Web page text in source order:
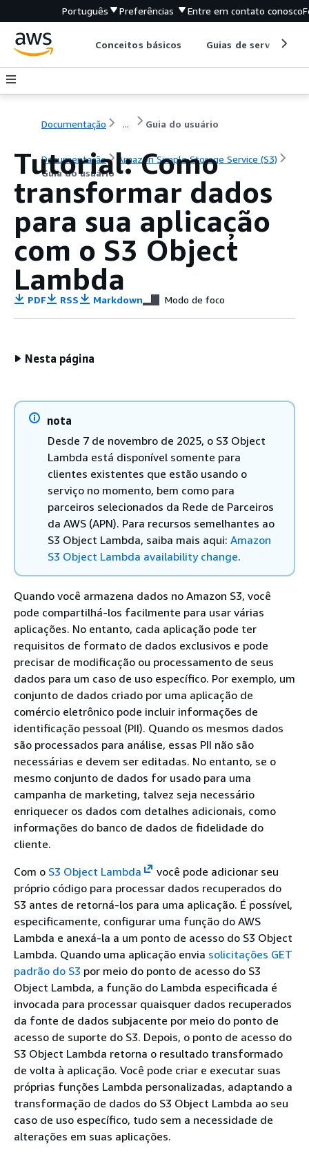
Português Preferências Entre em contato conosco
Conceitos básicos Guias de serviço
Documentação ... Guia do usuário
Documentação
Amazon Simple Storage Service (S3)
Guia do usuário
Tutorial: Como
transformar dados
para sua aplicação
com o S3 Object
Lambda
PDF RSS Markdown Modo de foco
Nesta página
nota
Desde 7 de novembro de 2025, o S3 Object
Lambda está disponível somente para
clientes existentes que estão usando o
serviço no momento, bem como para
parceiros selecionados da Rede de Parceiros
da AWS (APN). Para recursos semelhantes ao
S3 Object Lambda, saiba mais aqui: Amazon
S3 Object Lambda availability change.
Quando você armazena dados no Amazon S3, você
pode compartilhá-los facilmente para usar várias
aplicações. No entanto, cada aplicação pode ter
requisitos de formato de dados exclusivos e pode
precisar de modificação ou processamento de seus
dados para um caso de uso específico. Por exemplo, um
conjunto de dados criado por uma aplicação de
comércio eletrônico pode incluir informações de
identificação pessoal (PII). Quando os mesmos dados
são processados para análise, essas PII não são
necessárias e devem ser editadas. No entanto, se o
mesmo conjunto de dados for usado para uma
campanha de marketing, talvez seja necessário
enriquecer os dados com detalhes adicionais, como
informações do banco de dados de fidelidade do
cliente.
Com o S3 Object Lambda
você pode adicionar seu
próprio código para processar dados recuperados do
S3 antes de retorná-los para uma aplicação. É possível,
especificamente, configurar uma função do AWS
Lambda e anexá-la a um ponto de acesso do S3 Object
Lambda. Quando uma aplicação envia solicitações GET
padrão do S3 por meio do ponto de acesso do S3
Object Lambda, a função do Lambda especificada é
invocada para processar quaisquer dados recuperados
da fonte de dados subjacente por meio do ponto de
acesso de suporte do S3. Depois, o ponto de acesso do
S3 Object Lambda retorna o resultado transformado
de volta à aplicação. Você pode criar e executar suas
próprias funções Lambda personalizadas, adaptando a
transformação de dados do S3 Object Lambda ao seu
caso de uso específico, tudo sem a necessidade de
alterações em suas aplicações.